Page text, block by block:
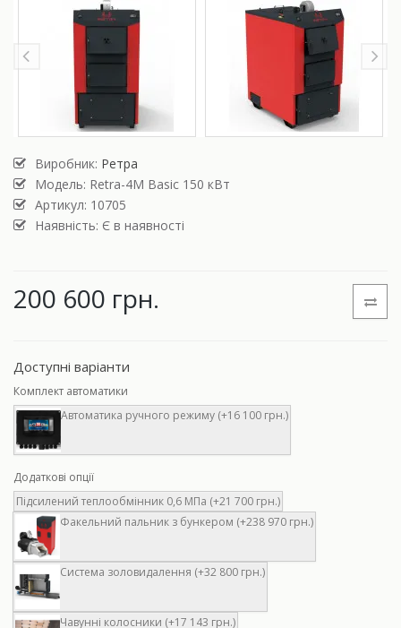
Виробник: Ретра
Модель: Retra-4М Basic 150 кВт
Артикул: 10705
Наявність: Є в наявності
200 600 грн.
Доступні варіанти
Комплект автоматики
Автоматика ручного режиму (+16 100 грн.)
Додаткові опції
Підсилений теплообмінник 0,6 МПа (+21 700 грн.)
Факельний пальник з бункером (+238 970 грн.)
Система золовидалення (+32 800 грн.)
Чавунні колосники (+17 143 грн.)